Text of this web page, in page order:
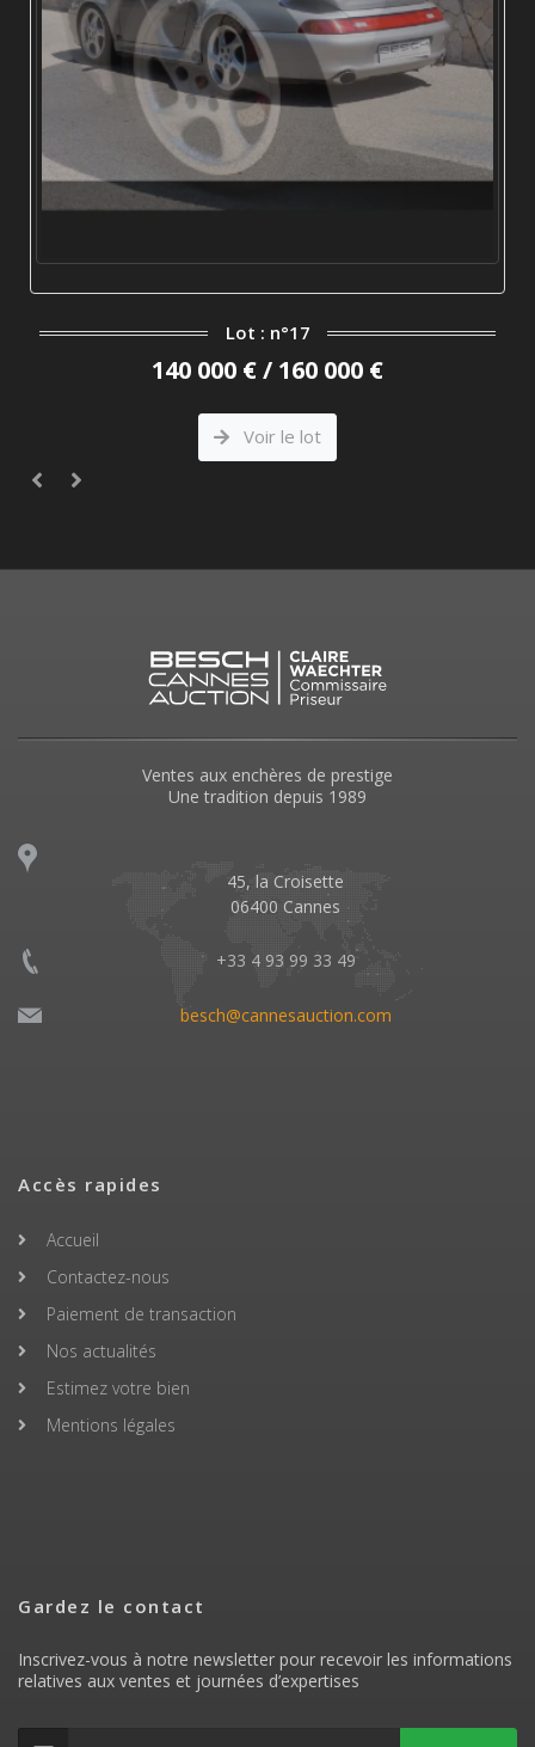
Lot : n°17
140 000 € / 160 000 €
Voir le lot
Ventes aux enchères de prestige
Une tradition depuis 1989
45, la Croisette
06400 Cannes
+33 4 93 99 33 49
besch@cannesauction.com
Accès rapides
Accueil
Contactez-nous
Paiement de transaction
Nos actualités
Estimez votre bien
Mentions légales
Gardez le contact
Inscrivez-vous à notre newsletter pour recevoir les informations
relatives aux ventes et journées d’expertises